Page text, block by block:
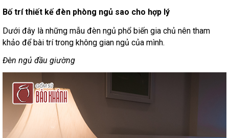
Bố trí thiết kế đèn phòng ngủ sao cho hợp lý
Dưới đây là những mẫu đèn ngủ phổ biến gia chủ nên tham
khảo để bài trí trong không gian ngủ của mình.
Đèn ngủ đầu giường